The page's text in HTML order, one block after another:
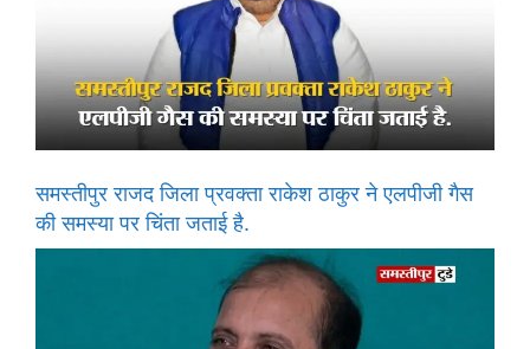
समस्तीपुर राजद जिला प्रवक्ता राकेश ठाकुर ने एलपीजी गैस
की समस्या पर चिंता जताई है.